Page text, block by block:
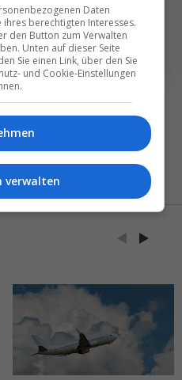
Daten
berechtigten Interesses.
den Button zum Verwalten
Unten auf dieser Seite
Sie einen Link, über den Sie
und Cookie-Einstellungen
verwalten